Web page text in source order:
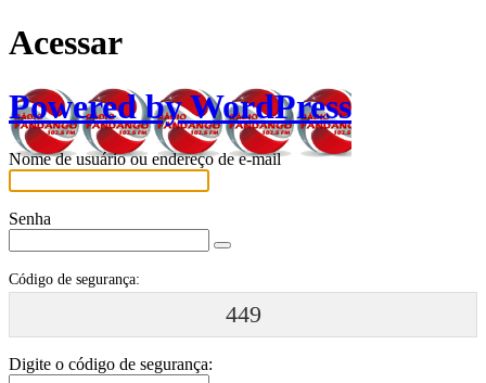
Acessar
Powered by WordPress
Nome de usuário ou endereço de e-mail
Senha
Código de segurança:
449
Digite o código de segurança: